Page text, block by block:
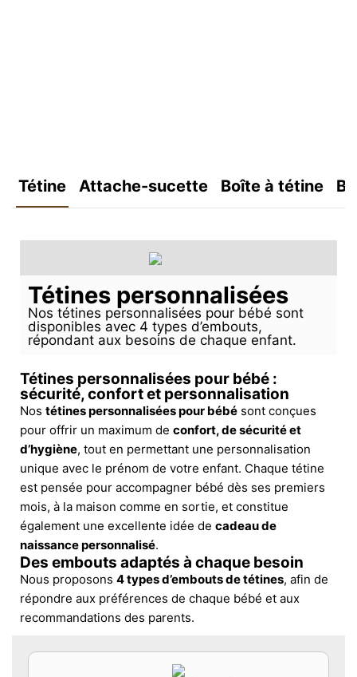
Tétine Attache-sucette Boîte à tétine
Tétines personnalisées
Nos tétines personnalisées pour bébé sont
disponibles avec 4 types d’embouts,
répondant aux besoins de chaque enfant.
Tétines personnalisées pour bébé :
sécurité, confort et personnalisation
Nos tétines personnalisées pour bébé sont conçues
pour offrir un maximum de confort, de sécurité et
d’hygiène, tout en permettant une personnalisation
unique avec le prénom de votre enfant. Chaque tétine
est pensée pour accompagner bébé dès ses premiers
mois, à la maison comme en sortie, et constitue
également une excellente idée de cadeau de
naissance personnalisé.
Des embouts adaptés à chaque besoin
Nous proposons 4 types d’embouts de tétines, afin de
répondre aux préférences de chaque bébé et aux
recommandations des parents.